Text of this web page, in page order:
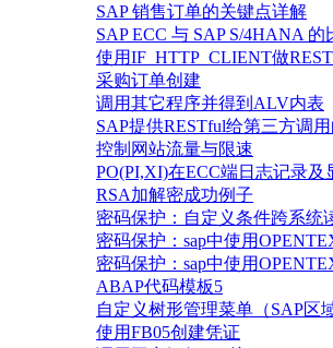
SAP 销售订单的关键点详解
SAP ECC 与 SAP S/4HANA 的
使用IF_HTTP_CLIENT做
采购订单创建
调用其它程序并得到ALV内表
SAP提供RESTful给第三方调
控制网站流量与限速
PO(PI,XI)在ECC端日志记录及
RSA加解密成功例子
密码保护：自定义条件跨系统
密码保护：sap中使用
密码保护：sap中使用
ABAP代码模板5
自定义树形管理菜单（SAP区
使用FB05创建凭证